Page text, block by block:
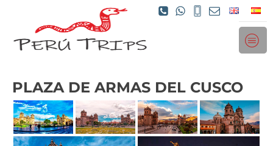
PLAZA DE ARMAS DEL CUSCO